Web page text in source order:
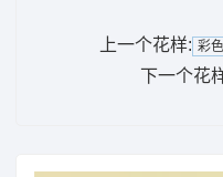
上一个花样: 彩
下一个花